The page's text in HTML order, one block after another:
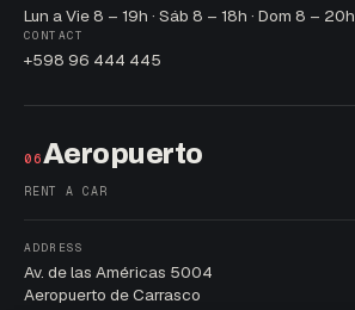
Lun a Vie 8 – 19h · Sáb 8 – 18h · Dom 8 – 20h
CONTACT
+598 96 444 445
06Aeropuerto
RENT A CAR
ADDRESS
Av. de las Américas 5004
Aeropuerto de Carrasco